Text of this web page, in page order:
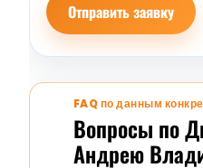
Отправить заявку
FAQ по данным
Вопросы по
Андрею